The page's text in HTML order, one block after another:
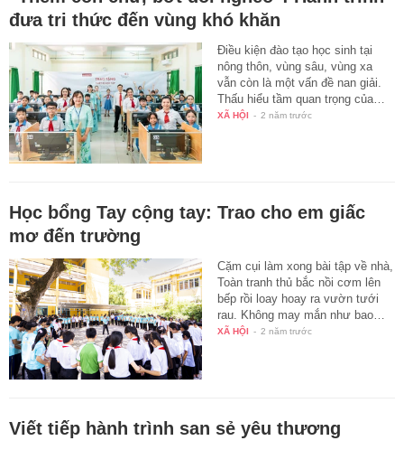
đưa tri thức đến vùng khó khăn
Điều kiện đào tạo học sinh tại
nông thôn, vùng sâu, vùng xa
vẫn còn là một vấn đề nan giải.
Thấu hiểu tầm quan trọng của…
XÃ HỘI - 2 năm trước
Học bổng Tay cộng tay: Trao cho em giấc
mơ đến trường
Cặm cụi làm xong bài tập về nhà,
Toàn tranh thủ bắc nồi cơm lên
bếp rồi loay hoay ra vườn tưới
rau. Không may mắn như bao…
XÃ HỘI - 2 năm trước
Viết tiếp hành trình san sẻ yêu thương